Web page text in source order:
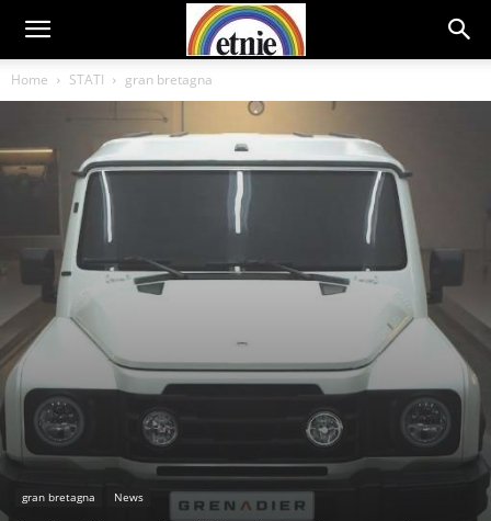
Home STATI gran bretagna
gran bretagna News